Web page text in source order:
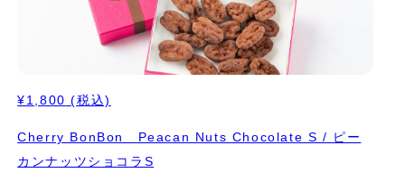
¥1,800 (税込)
Cherry BonBon Peacan Nuts Chocolate S / ピー
カンナッツショコラS